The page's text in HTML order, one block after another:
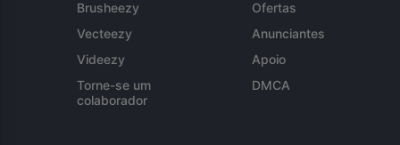
Brusheezy
Vecteezy
Videezy
Torne-se um
colaborador
Ofertas
Anunciantes
Apoio
DMCA